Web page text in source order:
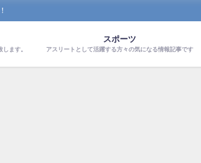
ます。
スポーツ
アスリートとして活躍する方々の気になる情報記事です